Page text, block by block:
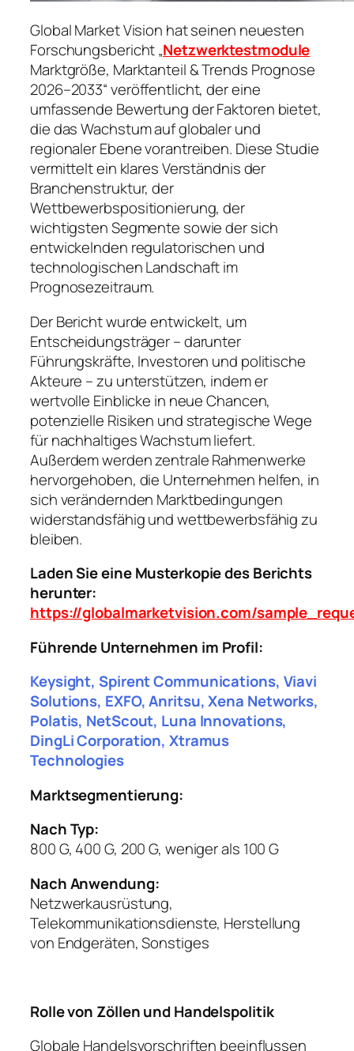
Global Market Vision hat seinen neuesten
Forschungsbericht „Netzwerktestmodule
Marktgröße, Marktanteil & Trends Prognose
2026–2033“ veröffentlicht, der eine
umfassende Bewertung der Faktoren bietet,
die das Wachstum auf globaler und
regionaler Ebene vorantreiben. Diese Studie
vermittelt ein klares Verständnis der
Branchenstruktur, der
Wettbewerbspositionierung, der
wichtigsten Segmente sowie der sich
entwickelnden regulatorischen und
technologischen Landschaft im
Prognosezeitraum.
Der Bericht wurde entwickelt, um
Entscheidungsträger – darunter
Führungskräfte, Investoren und politische
Akteure – zu unterstützen, indem er
wertvolle Einblicke in neue Chancen,
potenzielle Risiken und strategische Wege
für nachhaltiges Wachstum liefert.
Außerdem werden zentrale Rahmenwerke
hervorgehoben, die Unternehmen helfen, in
sich verändernden Marktbedingungen
widerstandsfähig und wettbewerbsfähig zu
bleiben.
Laden Sie eine Musterkopie des Berichts
herunter:
https://globalmarketvision.com/
Führende Unternehmen im Profil:
Keysight, Spirent Communications, Viavi
Solutions, EXFO, Anritsu, Xena Networks,
Polatis, NetScout, Luna Innovations,
DingLi Corporation, Xtramus
Technologies
Marktsegmentierung:
Nach Typ:
800 G, 400 G, 200 G, weniger als 100 G
Nach Anwendung:
Netzwerkausrüstung,
Telekommunikationsdienste, Herstellung
von Endgeräten, Sonstiges
Rolle von Zöllen und Handelspolitik
Globale Handelsvorschriften beeinflussen